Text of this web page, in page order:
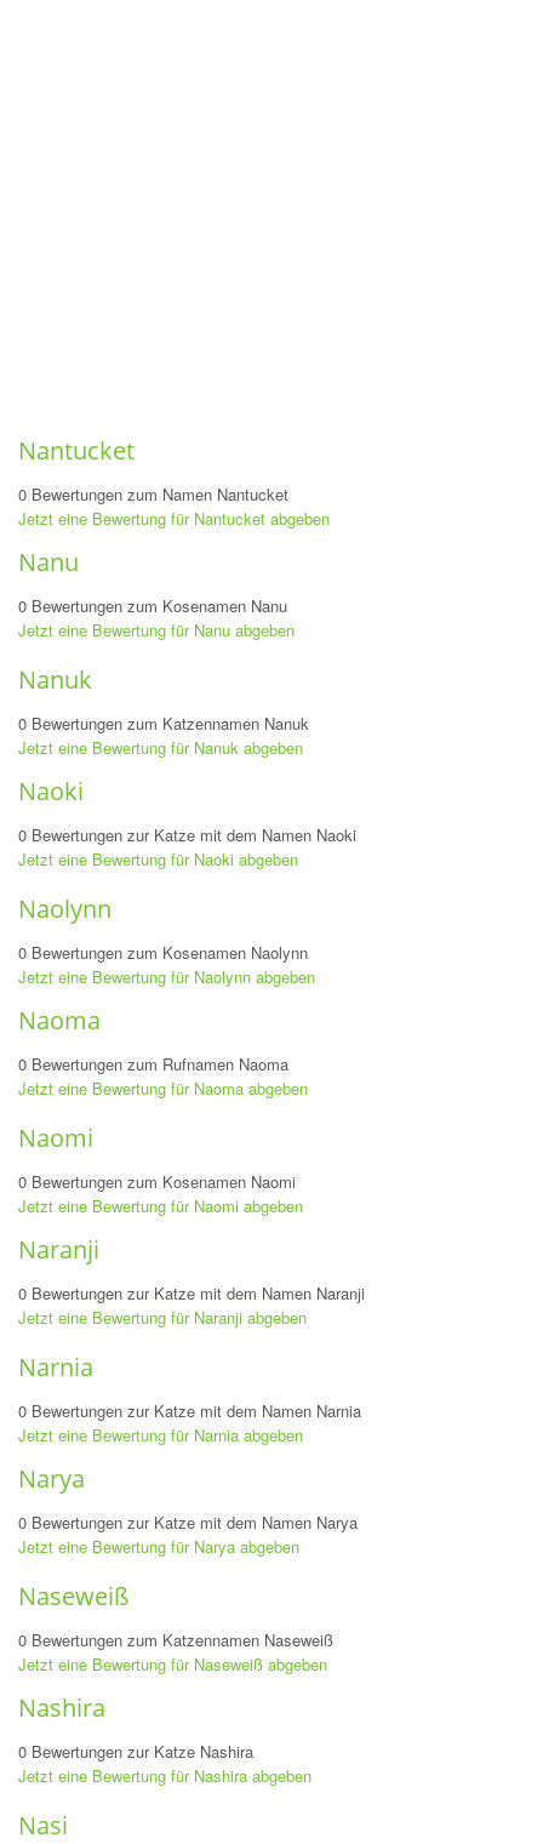
Nantucket
0 Bewertungen zum Namen Nantucket
Jetzt eine Bewertung für Nantucket abgeben
Nanu
0 Bewertungen zum Kosenamen Nanu
Jetzt eine Bewertung für Nanu abgeben
Nanuk
0 Bewertungen zum Katzennamen Nanuk
Jetzt eine Bewertung für Nanuk abgeben
Naoki
0 Bewertungen zur Katze mit dem Namen Naoki
Jetzt eine Bewertung für Naoki abgeben
Naolynn
0 Bewertungen zum Kosenamen Naolynn
Jetzt eine Bewertung für Naolynn abgeben
Naoma
0 Bewertungen zum Rufnamen Naoma
Jetzt eine Bewertung für Naoma abgeben
Naomi
0 Bewertungen zum Kosenamen Naomi
Jetzt eine Bewertung für Naomi abgeben
Naranji
0 Bewertungen zur Katze mit dem Namen Naranji
Jetzt eine Bewertung für Naranji abgeben
Narnia
0 Bewertungen zur Katze mit dem Namen Narnia
Jetzt eine Bewertung für Narnia abgeben
Narya
0 Bewertungen zur Katze mit dem Namen Narya
Jetzt eine Bewertung für Narya abgeben
Naseweiß
0 Bewertungen zum Katzennamen Naseweiß
Jetzt eine Bewertung für Naseweiß abgeben
Nashira
0 Bewertungen zur Katze Nashira
Jetzt eine Bewertung für Nashira abgeben
Nasi